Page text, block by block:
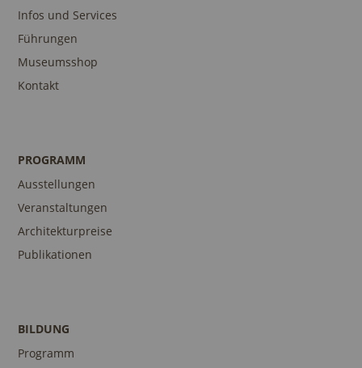
Infos und Services
Führungen
Museumsshop
Kontakt
PROGRAMM
Ausstellungen
Veranstaltungen
Architekturpreise
Publikationen
BILDUNG
Programm